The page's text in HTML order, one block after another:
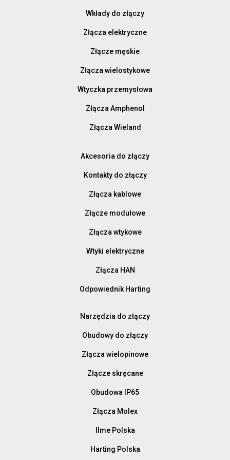
Wkłady do złączy
Złącza elektryczne
Złącze męskie
Złącza wielostykowe
Wtyczka przemysłowa
Złącza Amphenol
Złącza Wieland
Akcesoria do złączy
Kontakty do złączy
Złącza kablowe
Złącze modułowe
Złącza wtykowe
Wtyki elektryczne
Złącza HAN
Odpowiednik Harting
Narzędzia do złączy
Obudowy do złączy
Złącza wielopinowe
Złącze skręcane
Obudowa IP65
Złącza Molex
Ilme Polska
Harting Polska